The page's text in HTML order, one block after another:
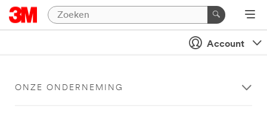
Account
ONZE ONDERNEMING